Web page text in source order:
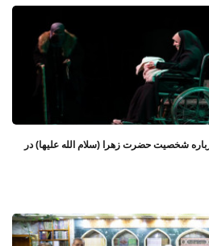
شخصیت حضرت زهرا (سلام الله علیها) در